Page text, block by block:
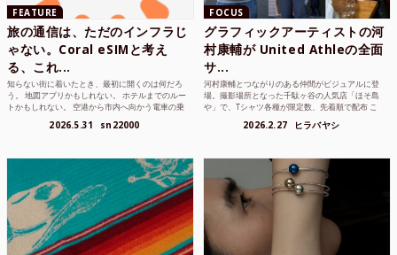
FEATURE
旅の通信は、ただのインフラじ
ゃない。Coral eSIMと考え
る、これ...
知らない街に着いたとき、最初に開くのは何だろ
う。 地図アプリかもしれない。 ホテルまでのルー
トかもしれない。 空港から市内へ向かう電車の乗
2026.5.31 sn22000
FOCUS
グラフィックアーティストの河
村康輔が United Athleの全面
サ...
河村康輔とつながりのある仲間がビジュアルに登
場。撮影場所となった千駄ヶ谷の人気店「ほそ島
や」で、Tシャツ各種が限定数、先着順で配布 こ
2026.2.27 ヒラバヤシ